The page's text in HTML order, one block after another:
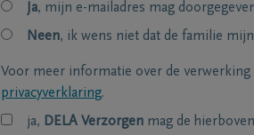
Ja, mijn e-mailadres mag
Neen, ik wens niet dat de familie
Voor meer informatie over de verwerking
privacyverklaring.
ja, DELA Verzorgen mag de